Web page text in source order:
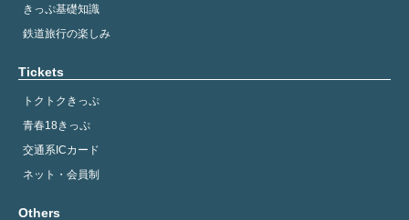
きっぷ基礎知識
鉄道旅行の楽しみ
Tickets
トクトクきっぷ
青春18きっぷ
交通系ICカード
ネット・会員制
Others